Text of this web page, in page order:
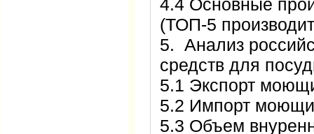
4.4 Основные
(ТОП-5
5. Анализ
средств для
5.1 Экспорт
5.2 Импорт
5.3 Объем